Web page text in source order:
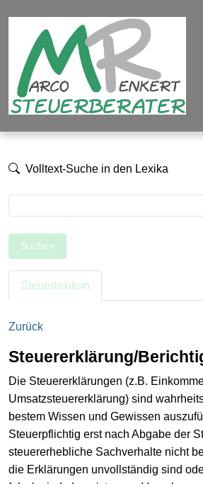
Volltext-Suche in den Lexika
Suchen
Steuerlexikon
Zurück
Steuererklärung/
Die Steuererklärungen (z.B.
Umsatzsteuererklärung) sind
bestem Wissen und Gewissen
Steuerpflichtig erst nach Abgabe der
steuererhebliche Sachverhalte nicht
die Erklärungen unvollständig sind